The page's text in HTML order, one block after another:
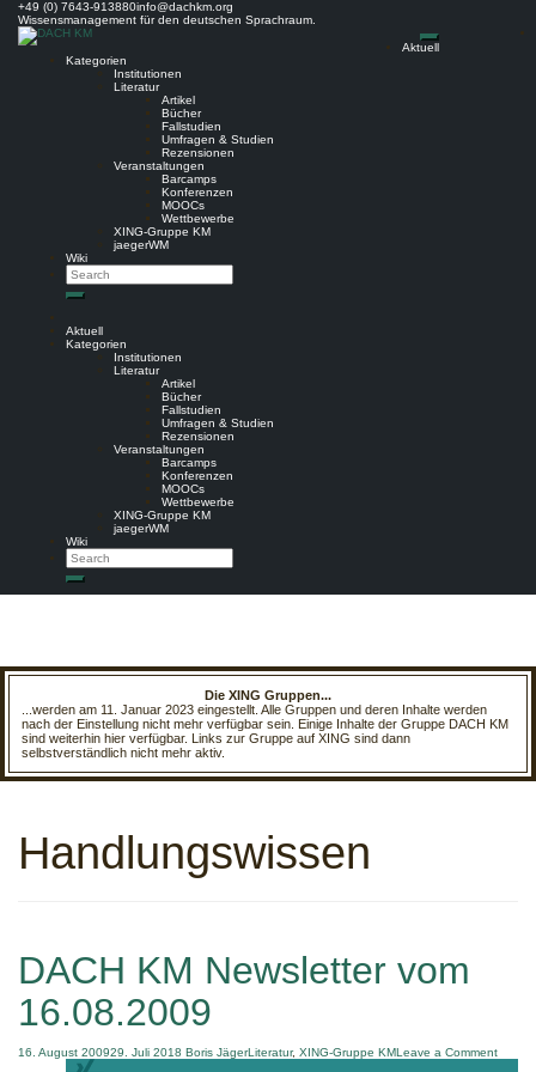
Skip
content
+49 (0) 7643-913880info@dachkm.org
Wissensmanagement für den deutschen Sprachraum.
Aktuell
Kategorien
Institutionen
Literatur
Artikel
Bücher
Fallstudien
Umfragen & Studien
Rezensionen
Veranstaltungen
Barcamps
Konferenzen
MOOCs
Wettbewerbe
XING-Gruppe KM
jaegerWM
Wiki
Search
Search
Aktuell
Kategorien
Institutionen
Literatur
Artikel
Bücher
Fallstudien
Umfragen & Studien
Rezensionen
Veranstaltungen
Barcamps
Konferenzen
MOOCs
Wettbewerbe
XING-Gruppe KM
jaegerWM
Wiki
Search
Search
Die XING Gruppen...
...werden am 11. Januar 2023 eingestellt. Alle Gruppen und deren Inhalte werden
nach der Einstellung nicht mehr verfügbar sein. Einige Inhalte der Gruppe DACH KM
sind weiterhin hier verfügbar. Links zur Gruppe auf XING sind dann
selbstverständlich nicht mehr aktiv.
Handlungswissen
DACH KM Newsletter vom
16.08.2009
16. August 200929. Juli 2018 Boris JägerLiteratur, XING-Gruppe KMLeave a Commenton